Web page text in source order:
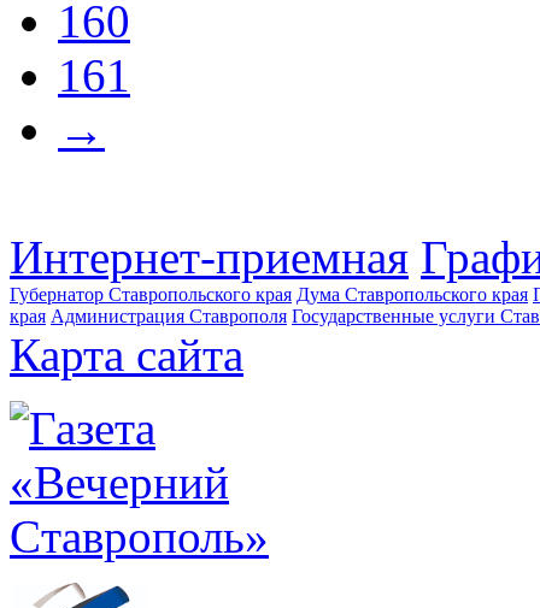
160
161
→
Интернет-приемная
Губернатор Ставропольского края Дума Ставропольского края
края Администрация Ставрополя Государственные услуги
Карта сайта